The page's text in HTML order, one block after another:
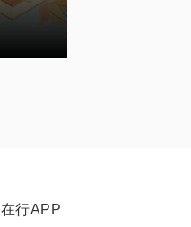
在行APP